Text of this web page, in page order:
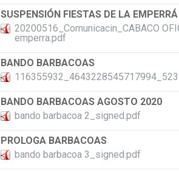
SUSPENSIÓN FIESTAS DE LA EMPERRÁ
20200516_Comunicacin_CABACO
emperra.pdf
BANDO BARBACOAS
BANDO BARBACOAS AGOSTO 2020
bando barbacoa 2_signed.pdf
PROLOGA BARBACOAS
bando barbacoa 3_signed.pdf